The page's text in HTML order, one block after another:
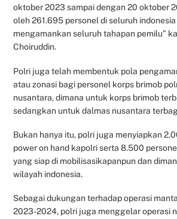
oktober 2023 sampai dengan 20 oktober
oleh 261.695 personel di seluruh
mengamankan seluruh tahapan pemilu”
Choiruddin.
Polri juga telah membentuk pola
atau zonasi bagi personel korps brimob
nusantara, dimana untuk korps brimob
sedangkan untuk dalmas nusantara
Bukan hanya itu, polri juga menyiapkan
power on hand kapolri serta 8.500
yang siap di mobilisasikapanpun dan
wilayah indonesia.
Sebagai dukungan terhadap operasi
2023-2024, polri juga menggelar operasi